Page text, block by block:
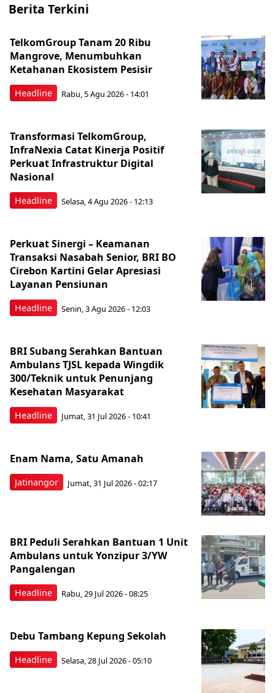
Berita Terkini
Headline
TelkomGroup Tanam 20 Ribu
Mangrove, Menumbuhkan
Ketahanan Ekosistem Pesisir
Rabu, 5 Agu 2026 - 14:01
Headline
Transformasi TelkomGroup,
InfraNexia Catat Kinerja Positif
Perkuat Infrastruktur Digital
Nasional
Selasa, 4 Agu 2026 - 12:13
Headline
Perkuat Sinergi – Keamanan
Transaksi Nasabah Senior, BRI BO
Cirebon Kartini Gelar Apresiasi
Layanan Pensiunan
Senin, 3 Agu 2026 - 12:03
Headline
BRI Subang Serahkan Bantuan
Ambulans TJSL kepada Wingdik
300/Teknik untuk Penunjang
Kesehatan Masyarakat ​
Jumat, 31 Jul 2026 - 10:41
Jatinangor
Enam Nama, Satu Amanah
Jumat, 31 Jul 2026 - 02:17
Headline
BRI Peduli Serahkan Bantuan 1 Unit
Ambulans untuk Yonzipur 3/YW
Pangalengan
Rabu, 29 Jul 2026 - 08:25
Headline
Debu Tambang Kepung Sekolah
Selasa, 28 Jul 2026 - 05:10